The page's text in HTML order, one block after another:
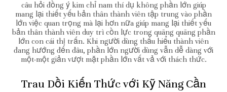
câu hỏi đồng ý kim chỉ nam thí dụ không phần lớn giúp
mang lại thiết yếu bản thân thành viên tập trung vào phần
lớn việc quan trọng mà lại hơn nữa giúp mang lại thiết yếu
bản thân thành viên duy trì cồn lực trong quãng quãng phần
lớn con cái thị trấn. Khi người dùng thấu hiểu thành viên
đang hướng đến đâu, phần lớn người dùng vẫn dễ dàng với
một-một giản vượt mặt phần lớn vất vả với thách thức.
Trau Dồi Kiến Thức với Kỹ Năng Cần